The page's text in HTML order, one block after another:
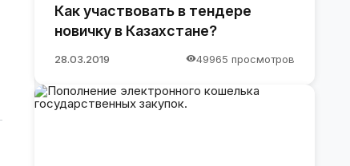
Как участвовать в тендере
новичку в Казахстане?
28.03.2019 49965 просмотров